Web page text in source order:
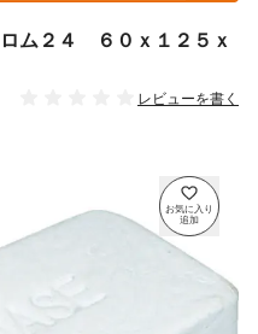
ム２４ ６０ｘ１２５ｘ
レビューを書く